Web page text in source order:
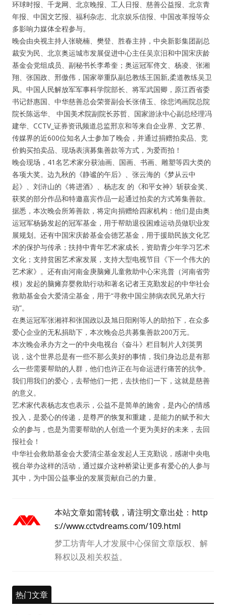
精彩2012
梦工坊圈
人脉圈
信息圈
品牌的力量
环球时报、千龙网、北京晚报、工人日报、慈善公益报、北京青
年报、中国文艺报、福利杂志、北京娱乐信报、中国改革报等众
多影响力媒体全程参与。
晚会由央视主持人张晓楠、樊登、胜春主持，中央新影集团副总
裁安为民、北京奥运城市发展促进中心主任吴京汨和中国宋庆龄
基金会党组成员、副秘书长李希奎；奥运冠军佟文、杨凌、张湘
翔、张国政、邢傲伟，国家举重队副总教练王国新,柔道教练吴卫
凤。中国人民解放军军事科学院部长、将军武国卿，原江西省委
书记舒惠国、中华慈善总会荣誉副会长张倩玉、徐悲鸿画院总院
院长陈远华、 中国美术院副院长苏哲、国家游泳中心副总经理冯
建华、CCTV_证券资讯频道总监邢京和等来自企业界、文艺界、
传媒界的近600位知名人士参加了晚会，并通过捐赠拍卖品、竞
价购买拍卖品、现场表演募集善款等方式，为爱而拍！
晚会现场，41名艺术家分获油画、国画、书画、雕塑等四大类的
各项大奖。边九秋的《静谧的午后》、张云海的《梦从云中
起》、刘浒山的《将进酒》、杨志友 的《和平女神》斩获金奖、
获奖的部分作品和特邀嘉宾作品一起通过拍卖的方式筹集善款。
据悉，本次晚会所筹善款，将定向捐赠给四家机构：他们是由奥
运冠军杨扬发起的冠军基金，用于帮助退役困难运动员做职业发
展规划。还有中国宋庆龄基金会德艺基金，用于援助民族文化艺
术的保护与传承；扶持中青年艺术家成长，资助青少年学习艺术
文化；支持贫困艺术家发展，支持大型电视节目《下一个伟大的
艺术家》。还有由河南金庚脑瘫儿童救助中心宋兆普（河南省劳
模）发起的脑瘫弃婴救助行动和著名记者王克勤发起的中华社会
救助基金会大爱清尘基金，用于“寻救中国尘肺病农民兄弟大行
动”。
在奥运冠军张湘祥和张国政以及旭日阳刚等人的助拍下，在众多
爱心企业的无私捐助下，本次晚会总共募集善款200万元。
本次晚会承办方之一的中央电视台《奋斗》栏目制片人刘英男
说，这个世界总是有一些不那么美好的事情，我们身边总是有那
么一些需要帮助的人群，他们也许正在与命运进行痛苦的抗争。
我们用我们的爱心，去帮他们一把，去扶他们一下，这就是慈善
的意义。
艺术家代表杨志友也表示，公益不是简单的施舍，是内心的情感
投入，是爱心的传递，是尊严的恢复和重建，是能力的赋予和大
众的参与，也是为需要帮助的人创造一个更为美好的未来，去回
报社会！
中华社会救助基金会大爱清尘基金发起人王克勤说，感谢中央电
视台举办这样的活动，通过媒介这种桥梁让更多有爱心的人参与
其中，为中国公益事业的发展贡献自己的力量。
本站文章如需转载，请注明文章出处： http
s://www.cctvdreams.com/109.html
梦工坊青年人才发展中心保留文章版权、解
释权以及相关权益。
热门文章